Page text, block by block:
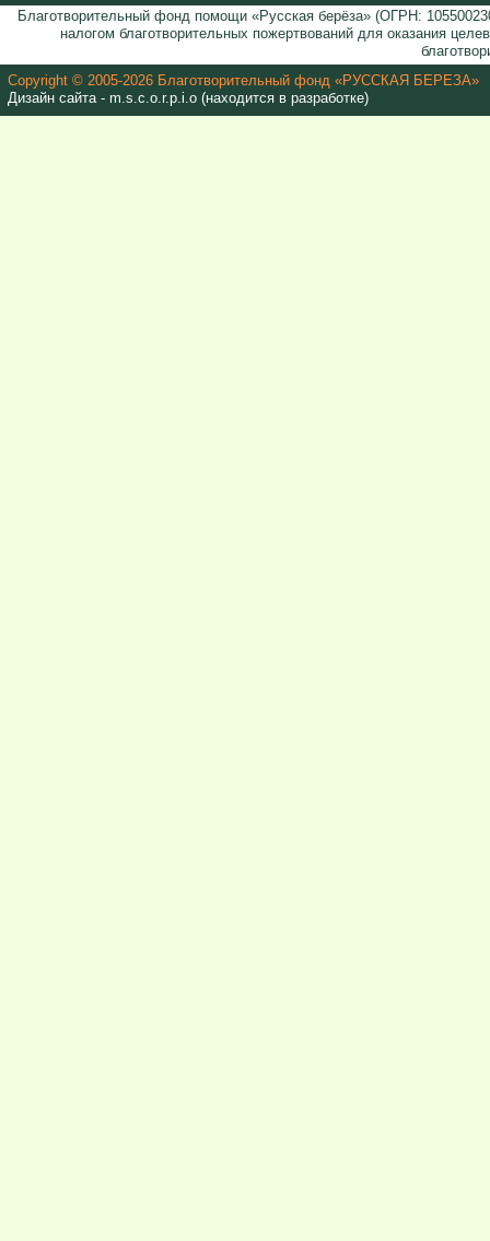
Благотворительный фонд помощи «Русская берёза» (ОГРН:
налогом благотворительных пожертвований для оказания
Copyright © 2005-2026 Благотворительный фонд «РУССКАЯ БЕРЕЗА»
Дизайн сайта - m.s.c.o.r.p.i.o (находится в разработке)